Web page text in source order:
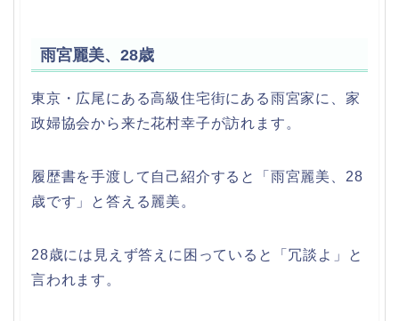
雨宮麗美、28歳
東京・広尾にある高級住宅街にある雨宮家に、家
政婦協会から来た花村幸子が訪れます。
履歴書を手渡して自己紹介すると「雨宮麗美、28
歳です」と答える麗美。
28歳には見えず答えに困っていると「冗談よ」と
言われます。